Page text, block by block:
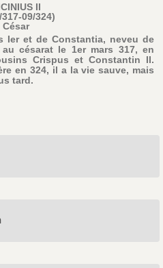
II
09/324)
César
et de Constantia, neveu de
césarat le 1er mars 317, en
Crispus et Constantin II.
en 324, il a la vie sauve, mais
tard.